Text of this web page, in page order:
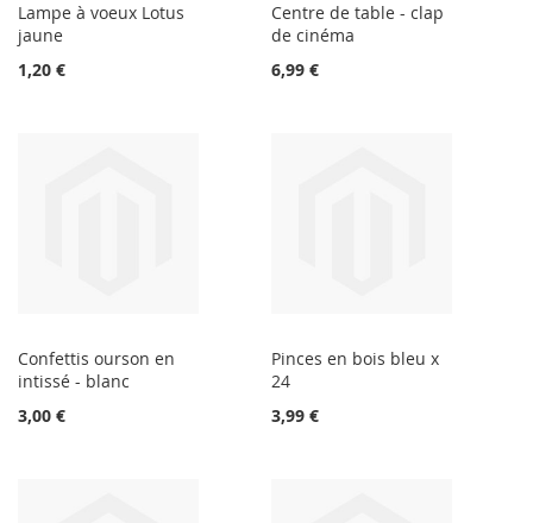
Lampe à voeux Lotus
jaune
1,20 €
Centre de table - clap
de cinéma
6,99 €
Confettis ourson en
intissé - blanc
3,00 €
Pinces en bois bleu x
24
3,99 €